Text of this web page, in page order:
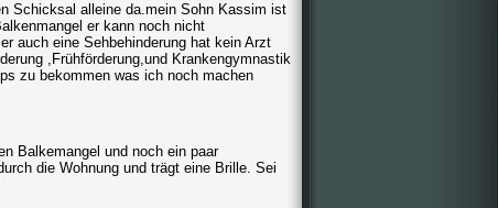
Schicksal alleine da.mein Sohn Kassim ist
er kann noch nicht
auch eine Sehbehinderung hat kein Arzt
,Frühförderung,und Krankengymnastik
zu bekommen was ich noch machen
Balkemangel und noch ein paar
die Wohnung und trägt eine Brille. Sei